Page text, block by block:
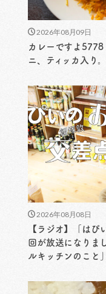
2026年08月09日
カレーですよ
ニ、ティッカ入り。
2026年08月08日
【ラジオ】「は
回が放送になりま
ルキッチンのこと」